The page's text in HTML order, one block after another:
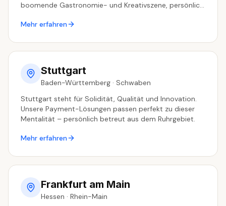
boomende Gastronomie- und Kreativszene, persönlich
Mehr erfahren
Stuttgart
Baden-Württemberg · Schwaben
Stuttgart steht für Solidität, Qualität und Innovation.
Unsere Payment-Lösungen passen perfekt zu dieser
Mentalität – persönlich betreut aus dem Ruhrgebiet.
Mehr erfahren
Frankfurt am Main
Hessen · Rhein-Main